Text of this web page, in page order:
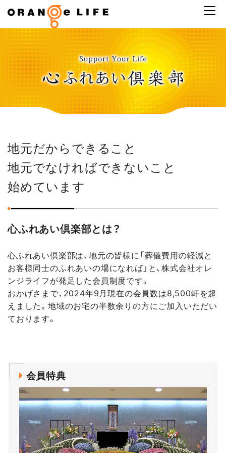
地元だからできること
地元でなければできないこと
始めています
心ふれあい倶楽部とは？
心ふれあい倶楽部は、地元の皆様に「葬儀費用の軽減と
お客様同士のふれあいの場になれば」と、株式会社オレ
ンジライフが発足した会員制度です。
おかげさまで、2024年9月現在の会員数は8,500軒を超
えました。地域のお宅の半数余りの方にご加入いただい
ております。
会員特典